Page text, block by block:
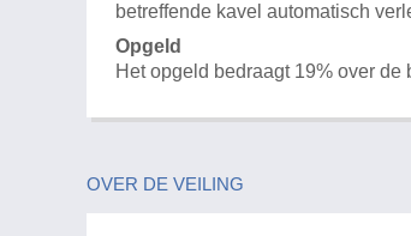
betreffende kavel automatisch
Opgeld
Het opgeld bedraagt 19% over
OVER DE VEILING